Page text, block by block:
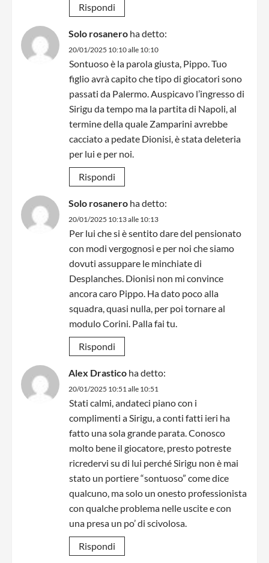
Rispondi
Solo rosanero ha detto:
20/01/2025 10:10 alle 10:10
Sontuoso è la parola giusta, Pippo. Tuo
figlio avrà capito che tipo di giocatori sono
passati da Palermo. Auspicavo l’ingresso di
Sirigu da tempo ma la partita di Napoli, al
termine della quale Zamparini avrebbe
cacciato a pedate Dionisi, è stata deleteria
per lui e per noi.
Rispondi
Solo rosanero ha detto:
20/01/2025 10:13 alle 10:13
Per lui che si è sentito dare del pensionato
con modi vergognosi e per noi che siamo
dovuti assuppare le minchiate di
Desplanches. Dionisi non mi convince
ancora caro Pippo. Ha dato poco alla
squadra, quasi nulla, per poi tornare al
modulo Corini. Palla fai tu.
Rispondi
Alex Drastico ha detto:
20/01/2025 10:51 alle 10:51
Stati calmi, andateci piano con i
complimenti a Sirigu, a conti fatti ieri ha
fatto una sola grande parata. Conosco
molto bene il giocatore, presto potreste
ricredervi su di lui perché Sirigu non è mai
stato un portiere “sontuoso” come dice
qualcuno, ma solo un onesto professionista
con qualche problema nelle uscite e con
una presa un po’ di scivolosa.
Rispondi